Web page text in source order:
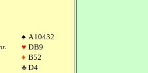
♠ A10432
♥ DB9
♦ B52
♣D4